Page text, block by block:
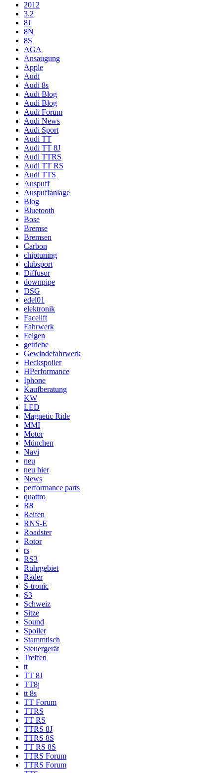
2012
3.2
8J
8N
8S
AGA
Ansaugung
Apple
Audi
Audi 8s
Audi Blog
Audi Blog
Audi Forum
Audi News
Audi Sport
Audi TT
Audi TT 8J
Audi TTRS
Audi TT RS
Audi TTS
Auspuff
Auspuffanlage
Blog
Bluetooth
Bose
Bremse
Bremsen
Carbon
chiptuning
clubsport
Diffusor
downpipe
DSG
edel01
elektronik
Facelift
Fahrwerk
Felgen
getriebe
Gewindefahrwerk
Heckspoiler
HPerformance
Iphone
Kaufberatung
KW
LED
Magnetic Ride
MMI
Motor
München
Navi
neu
neu hier
News
performance parts
quattro
R8
Reifen
RNS-E
Roadster
Rotor
rs
RS3
Ruhrgebiet
Räder
S-tronic
S3
Schweiz
Sitze
Sound
Spoiler
Stammtisch
Steuergerät
Treffen
tt
TT 8J
TT8j
tt 8s
TT Forum
TTRS
TT RS
TTRS 8J
TTRS 8S
TT RS 8S
TTRS Forum
TTRS Forum